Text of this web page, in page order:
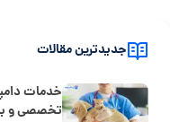
جدیدترین مقالات
خدمات
تخصصی و